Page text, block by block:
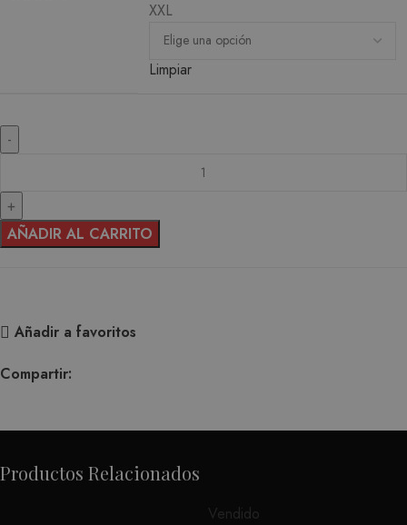
XXL
Limpiar
AÑADIR AL CARRITO
Añadir a favoritos
Compartir:
Productos Relacionados
Vendido